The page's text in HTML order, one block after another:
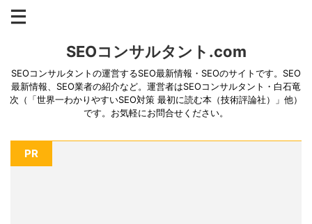
SEOコンサルタント.com
SEOコンサルタントの運営するSEO最新情報・SEOのサイトです。SEO
最新情報、SEO業者の紹介など。運営者はSEOコンサルタント・白石竜
次（「世界一わかりやすいSEO対策 最初に読む本（技術評論社）」他）
です。お気軽にお問合せください。
PR